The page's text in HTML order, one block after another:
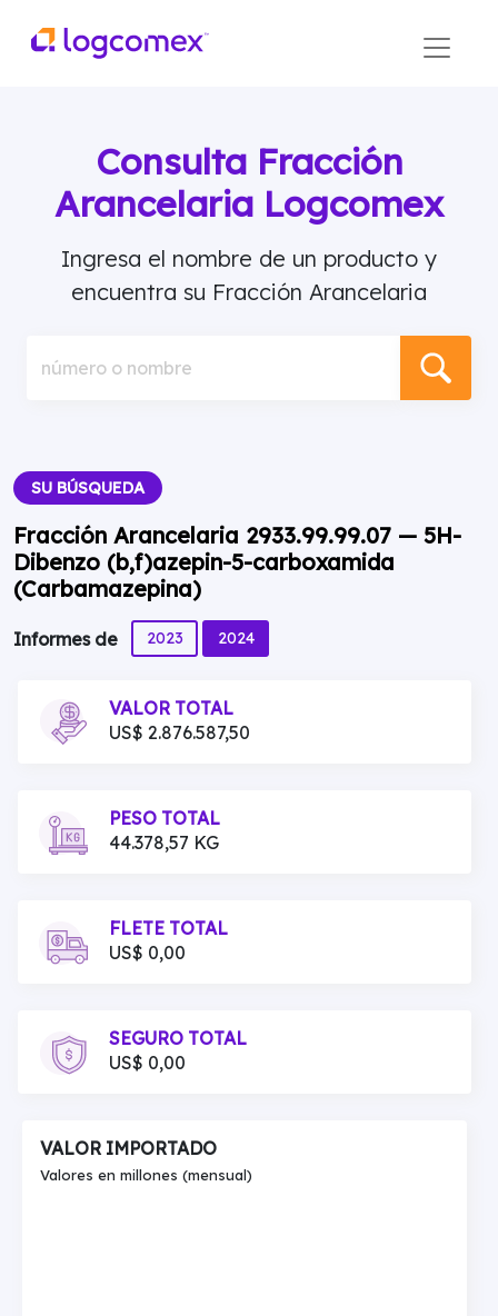
Consulta Fracción
Arancelaria Logcomex
Ingresa el nombre de un producto y
encuentra su Fracción Arancelaria
número o nombre
SU BÚSQUEDA
Fracción Arancelaria 2933.99.99.07 — 5H-
Dibenzo (b,f)azepin-5-carboxamida
(Carbamazepina)
Informes de 2023 2024
VALOR TOTAL
US$ 2.876.587,50
PESO TOTAL
44.378,57 KG
FLETE TOTAL
US$ 0,00
SEGURO TOTAL
US$ 0,00
VALOR IMPORTADO
Valores en millones (mensual)